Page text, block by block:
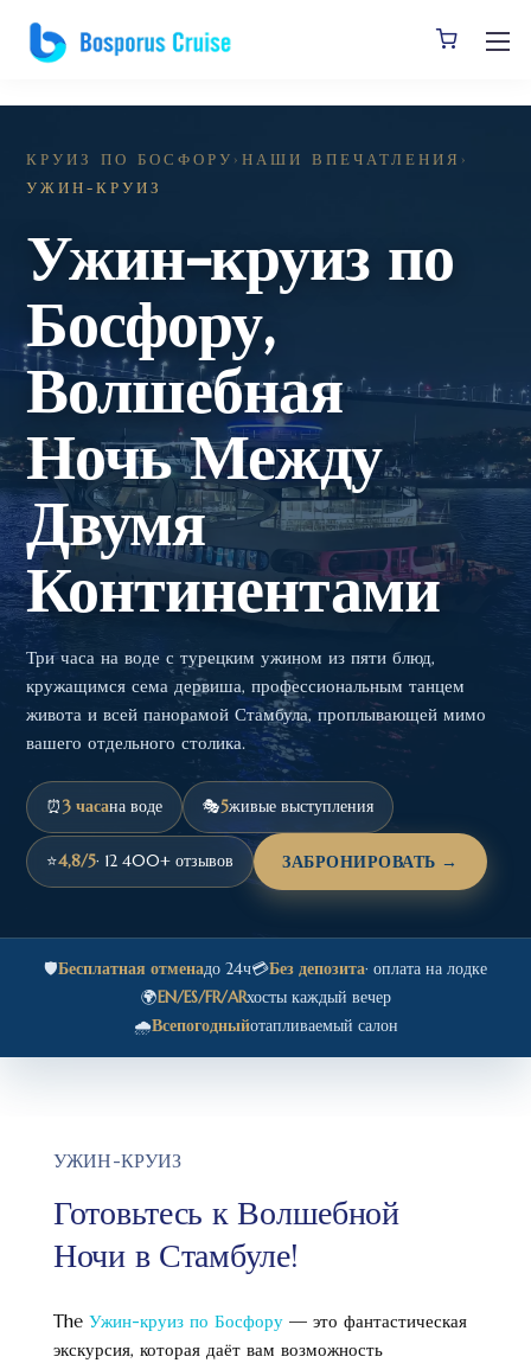
КРУИЗ ПО БОСФОРУ › НАШИ ВПЕЧАТЛЕНИЯ ›
УЖИН-КРУИЗ
Ужин-круиз по
Босфору,
Волшебная
Ночь Между
Двумя
Континентами
Три часа на воде с турецким ужином из пяти блюд,
кружащимся сема дервиша, профессиональным танцем
живота и всей панорамой Стамбула, проплывающей мимо
вашего отдельного столика.
⏰3 часана воде 🎭5живые выступления
⭐4,8/5· 12 400+ отзывов ЗАБРОНИРОВАТЬ →
🛡️Бесплатная отменадо 24ч💳Без депозита· оплата на лодке
🌍EN/ES/FR/ARхосты каждый вечер
🌧️Всепогодныйотапливаемый салон
УЖИН-КРУИЗ
Готовьтесь к Волшебной
Ночи в Стамбуле!
The Ужин-круиз по Босфору — это фантастическая
экскурсия, которая даёт вам возможность